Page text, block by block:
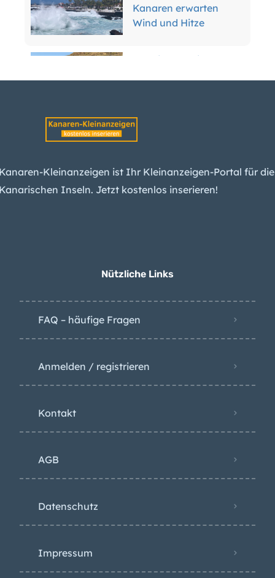
Kanaren erwarten
Wind und Hitze
Teneriffa enteignet
Tank explodiert:
Tödlicher Unfall in
Canaria
Kleinanzeigen ist Ihr Kleinanzeigen-Portal für die
Inseln. Jetzt kostenlos inserieren!
Nützliche Links
FAQ – häufige Fragen
Anmelden / registrieren
Kontakt
AGB
Datenschutz
Impressum